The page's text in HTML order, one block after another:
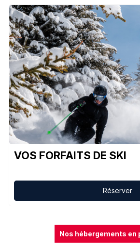
VOS FORFAITS DE SKI
Réserver
Nos hébergements en